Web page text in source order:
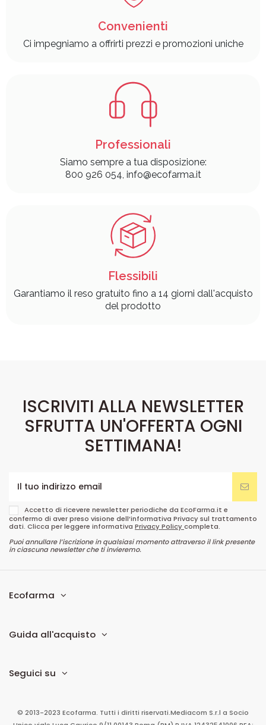
Convenienti
Ci impegniamo a offrirti prezzi e promozioni uniche
Professionali
Siamo sempre a tua disposizione:
800 926 054, info@ecofarma.it
Flessibili
Garantiamo il reso gratuito fino a 14 giorni dall'acquisto
del prodotto
ISCRIVITI ALLA NEWSLETTER
SFRUTTA UN'OFFERTA OGNI
SETTIMANA!
Accetto di ricevere newsletter periodiche da EcoFarma.it e
confermo di aver preso visione dell’informativa Privacy sul trattamento
dati. Clicca per leggere informativa Privacy Policycompleta.
Puoi annullare l’iscrizione in qualsiasi momento attraverso il link presente
in ciascuna newsletter che ti invieremo.
Ecofarma
Guida all'acquisto
Seguici su
© 2013-2023 Ecofarma. Tutti i diritti riservati.Mediacom S.r.l a Socio